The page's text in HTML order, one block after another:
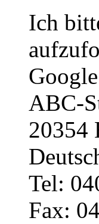
Ich
ABC-
20354
Tel:
Fax: